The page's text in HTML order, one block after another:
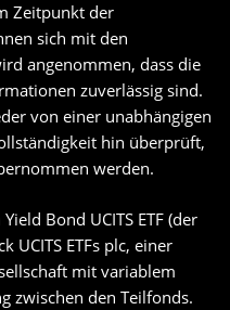
Zeitpunkt der
sich mit den
angenommen, dass die
zuverlässig sind.
von einer unabhängigen
hin überprüft,
werden.
Bond UCITS ETF (der
UCITS ETFs plc, einer
mit variablem
zwischen den Teilfonds.